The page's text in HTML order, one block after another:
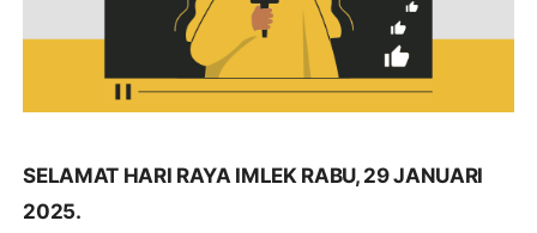
SELAMAT HARI RAYA IMLEK RABU, 29 JANUARI
2025.